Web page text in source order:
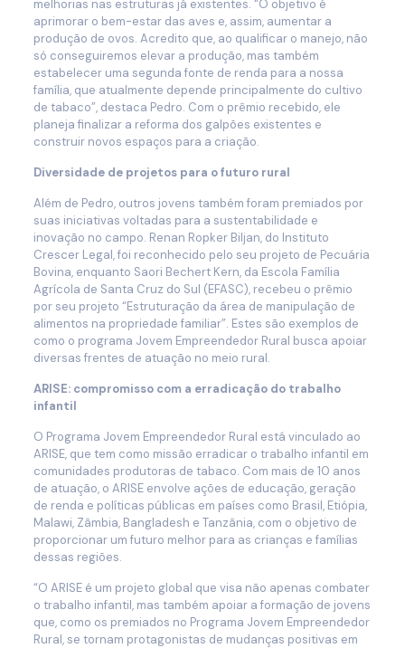
melhorias nas estruturas já existentes. “O objetivo é
aprimorar o bem-estar das aves e, assim, aumentar a
produção de ovos. Acredito que, ao qualificar o manejo, não
só conseguiremos elevar a produção, mas também
estabelecer uma segunda fonte de renda para a nossa
família, que atualmente depende principalmente do cultivo
de tabaco”, destaca Pedro. Com o prêmio recebido, ele
planeja finalizar a reforma dos galpões existentes e
construir novos espaços para a criação.
Diversidade de projetos para o futuro rural
Além de Pedro, outros jovens também foram premiados por
suas iniciativas voltadas para a sustentabilidade e
inovação no campo. Renan Ropker Biljan, do Instituto
Crescer Legal, foi reconhecido pelo seu projeto de Pecuária
Bovina, enquanto Saori Bechert Kern, da Escola Família
Agrícola de Santa Cruz do Sul (EFASC), recebeu o prêmio
por seu projeto “Estruturação da área de manipulação de
alimentos na propriedade familiar”. Estes são exemplos de
como o programa Jovem Empreendedor Rural busca apoiar
diversas frentes de atuação no meio rural.
ARISE: compromisso com a erradicação do trabalho
infantil
O Programa Jovem Empreendedor Rural está vinculado ao
ARISE, que tem como missão erradicar o trabalho infantil em
comunidades produtoras de tabaco. Com mais de 10 anos
de atuação, o ARISE envolve ações de educação, geração
de renda e políticas públicas em países como Brasil, Etiópia,
Malawi, Zâmbia, Bangladesh e Tanzânia, com o objetivo de
proporcionar um futuro melhor para as crianças e famílias
dessas regiões.
“O ARISE é um projeto global que visa não apenas combater
o trabalho infantil, mas também apoiar a formação de jovens
que, como os premiados no Programa Jovem Empreendedor
Rural, se tornam protagonistas de mudanças positivas em